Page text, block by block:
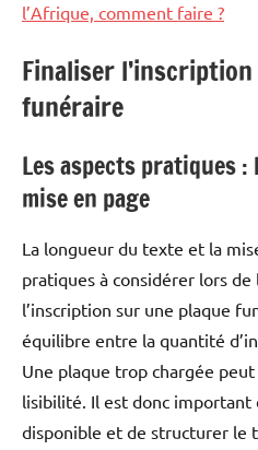
l’Afrique, comment faire ?
Finaliser
funéraire
Les aspects pratiques
mise en page
La longueur du texte et la
pratiques à considérer lors
l’inscription sur une plaque
équilibre entre la quantité
Une plaque trop chargée
lisibilité. Il est donc important
disponible et de structurer le